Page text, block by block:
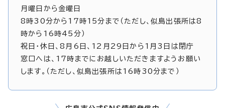
月曜日から金曜日
8時30分から17時15分まで（ただし、似島出張所は8
時から16時45分）
祝日・休日、8月6日、12月29日から1月3日は閉庁
窓口へは、17時までにお越しいただきますようお願い
します。（ただし、似島出張所は16時30分まで）